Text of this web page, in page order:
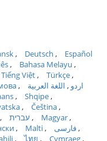
Deutsch
Español
Bahasa Melayu
Tiếng Việt
Türkçe
اردو
اللغة العربية
Shqipe
Čeština
עברית
Magyar
Malti
فارسی
ไทย Cymraeg